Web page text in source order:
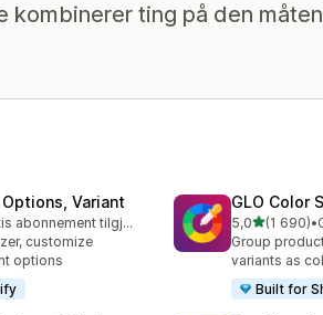
kombinerer ting på den
Variant
Gratis abonnement tilgjengelig
customize
options
GLO Color
5,0av 5(1 690)
Totalt 1690 •
Group
variants as
Built for